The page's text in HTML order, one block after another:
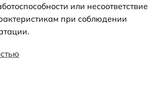
или несоответствие
при соблюдении